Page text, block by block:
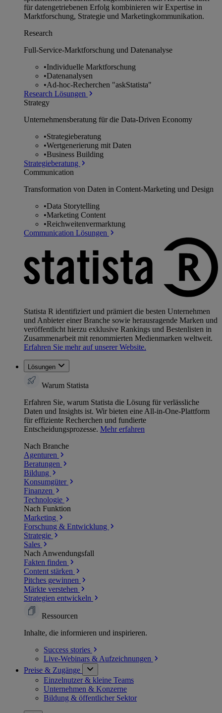
für datengetriebenen Erfolg kombinieren wir Expertise in
Marktforschung, Strategie und Marketingkommunikation.
Research
Full-Service-Marktforschung und Datenanalyse
•Individuelle Marktforschung
•Datenanalysen
•Ad-hoc-Recherchen "askStatista"
Research Lösungen
Strategy
Unternehmens­beratung für die Data-Driven Economy
•Strategieberatung
•Wertgenerierung mit Daten
•Business Building
Strategieberatung
Communication
Transformation von Daten in Content-Marketing und Design
•Data Storytelling
•Marketing Content
•Reichweitenvermarktung
Communication Lösungen
Statista R identifiziert und prämiert die besten Unternehmen
und Anbieter einer Branche sowie herausragende Marken und
veröffentlicht hierzu exklusive Rankings und Bestenlisten in
Zusammenarbeit mit renommierten Medienmarken weltweit.
Erfahren Sie mehr auf unserer Website.
Lösungen
Warum Statista
Erfahren Sie, warum Statista die Lösung für verlässliche
Daten und Insights ist. Wir bieten eine All-in-One-Plattform
für effiziente Recherchen und fundierte
Entscheidungsprozesse. Mehr erfahren
Nach Branche
Agenturen
Beratungen
Bildung
Konsumgüter
Finanzen
Technologie
Nach Funktion
Marketing
Forschung & Entwicklung
Strategie
Sales
Nach Anwendungsfall
Fakten finden
Content stärken
Pitches gewinnen
Märkte verstehen
Strategien entwickeln
Ressourcen
Inhalte, die informieren und inspirieren.
Success stories
Live-Webinars & Aufzeichnungen
Preise & Zugänge
Einzelnutzer & kleine Teams
Unternehmen & Konzerne
Bildung & öffentlicher Sektor